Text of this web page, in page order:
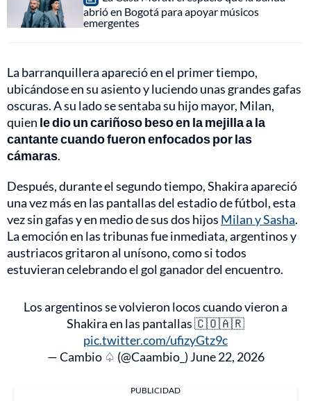
abrió en Bogotá para apoyar músicos
emergentes
La barranquillera apareció en el primer tiempo,
ubicándose en su asiento y luciendo unas grandes gafas
oscuras. A su lado se sentaba su hijo mayor, Milan,
quien le dio un cariñoso beso en la mejilla a la
cantante cuando fueron enfocados por las
cámaras.
Después, durante el segundo tiempo, Shakira apareció
una vez más en las pantallas del estadio de fútbol, esta
vez sin gafas y en medio de sus dos hijos Milan y Sasha.
La emoción en las tribunas fue inmediata, argentinos y
austriacos gritaron al unísono, como si todos
estuvieran celebrando el gol ganador del encuentro.
Los argentinos se volvieron locos cuando vieron a
Shakira en las pantallas 🇨🇴🇦🇷
pic.twitter.com/ufizyGtz9c
— Cambio ♤ (@Caambio_) June 22, 2026
PUBLICIDAD